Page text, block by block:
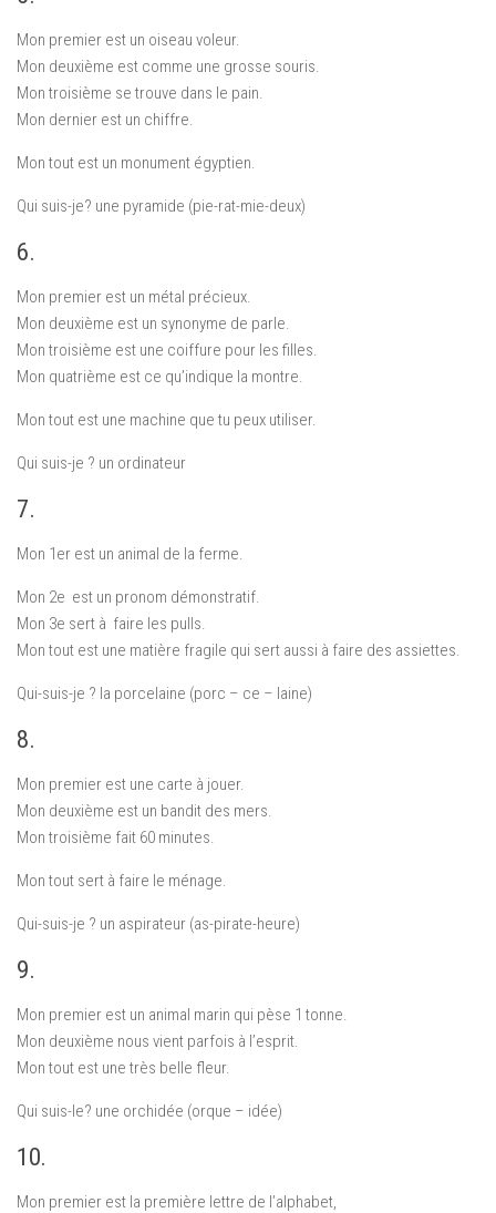
Mon premier est un oiseau voleur.
Mon deuxième est comme une grosse souris.
Mon troisième se trouve dans le pain.
Mon dernier est un chiffre.
Mon tout est un monument égyptien.
Qui suis-je? une pyramide (pie-rat-mie-deux)
6.
Mon premier est un métal précieux.
Mon deuxième est un synonyme de parle.
Mon troisième est une coiffure pour les filles.
Mon quatrième est ce qu’indique la montre.
Mon tout est une machine que tu peux utiliser.
Qui suis-je ? un ordinateur
7.
Mon 1er est un animal de la ferme.
Mon 2e est un pronom démonstratif.
Mon 3e sert à faire les pulls.
Mon tout est une matière fragile qui sert aussi à faire des assiettes.
Qui-suis-je ? la porcelaine (porc – ce – laine)
8.
Mon premier est une carte à jouer.
Mon deuxième est un bandit des mers.
Mon troisième fait 60 minutes.
Mon tout sert à faire le ménage.
Qui-suis-je ? un aspirateur (as-pirate-heure)
9.
Mon premier est un animal marin qui pèse 1 tonne.
Mon deuxième nous vient parfois à l’esprit.
Mon tout est une très belle fleur.
Qui suis-le? une orchidée (orque – idée)
10.
Mon premier est la première lettre de l’alphabet,